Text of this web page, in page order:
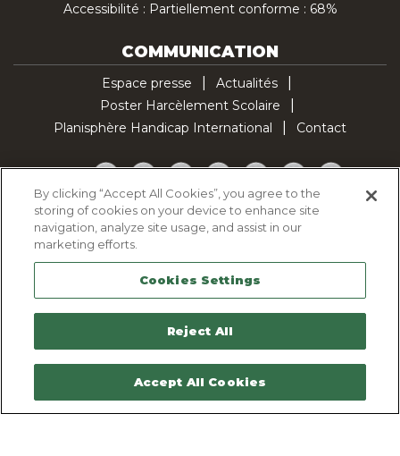
Accessibilité : Partiellement conforme : 68%
COMMUNICATION
Espace presse
Actualités
Poster Harcèlement Scolaire
Planisphère Handicap International
Contact
Facebook
TwitterYouTubePinterestInstagramLinkedInTikTok
Politique d'utilisation des cookies
Politique de confidentialité
Mentions légales
Plan du site
Contactez-nous
By clicking “Accept All Cookies”, you agree to the
storing of cookies on your device to enhance site
navigation, analyze site usage, and assist in our
marketing efforts.
Cookies Settings
Reject All
Accept All Cookies